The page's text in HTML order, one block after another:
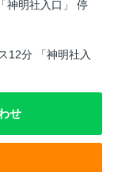
神明社入口」 停
12分 「神明社入
せ